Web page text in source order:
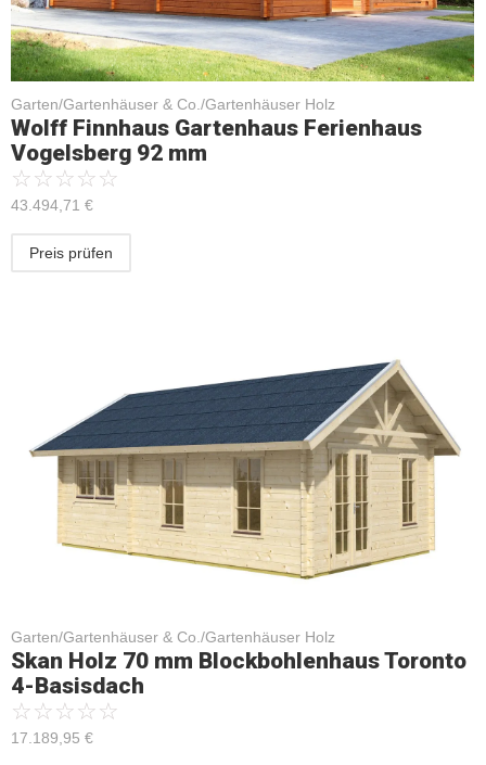
Garten/Gartenhäuser & Co./Gartenhäuser Holz
Wolff Finnhaus Gartenhaus Ferienhaus
Vogelsberg 92 mm
☆☆☆☆☆
43.494,71 €
Preis prüfen
Garten/Gartenhäuser & Co./Gartenhäuser Holz
Skan Holz 70 mm Blockbohlenhaus Toronto
4-Basisdach
☆☆☆☆☆
17.189,95 €